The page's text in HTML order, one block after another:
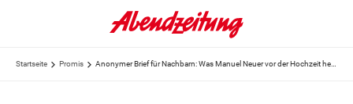
Startseite Promis